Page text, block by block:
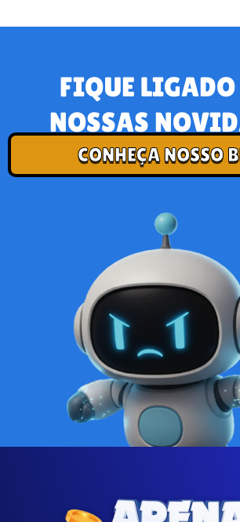
FIQUE
NOSSAS
CONHEÇA NOSSO